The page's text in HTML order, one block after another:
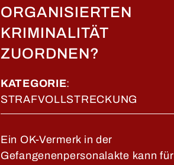
ORGANISIERTEN
KRIMINALITÄT
ZUORDNEN?
KATEGORIE:
STRAFVOLLSTRECKUNG
Ein OK-Vermerk in der
Gefangenenpersonalakte kann für